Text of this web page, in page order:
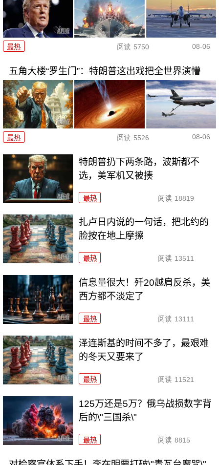
最热 阅读 5750 08-06
五角大楼“罗生门”：特朗普这出戏把全世界演懵
最热 阅读 5526 08-06
特朗普扔下两条路，波斯都不
选，美军机又被揍
最热 阅读 18819
扎卢日内说的一句话，把北约的
脸按在地上摩擦
最热 阅读 13511
信息量很大！歼20越肩反杀，美
西方都不淡定了
最热 阅读 13111
泽连斯基的时间不多了，最艰难
的冬天又要来了
最热 阅读 11521
125万还是5万？俄乌战损数字背
后的\"三国杀\"
最热 阅读 8815